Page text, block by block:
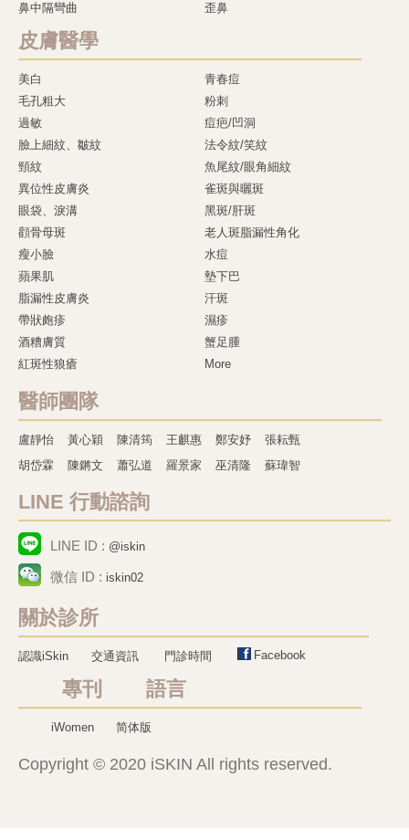
鼻中隔彎曲
歪鼻
皮膚醫學
美白
青春痘
毛孔粗大
粉刺
過敏
痘疤/凹洞
臉上細紋、皺紋
法令紋/笑紋
頸紋
魚尾紋/眼角細紋
異位性皮膚炎
雀斑與曬斑
眼袋、淚溝
黑斑/肝斑
顴骨母斑
老人斑脂漏性角化
瘦小臉
水痘
蘋果肌
墊下巴
脂漏性皮膚炎
汗斑
帶狀皰疹
濕疹
酒糟膚質
蟹足腫
紅斑性狼瘡
More
醫師團隊
盧靜怡 黃心穎 陳清筠 王麒惠 鄭安妤
張耘甄
胡岱霖
陳鏘文 蕭弘道 羅景家 巫清隆 蘇瑋智
LINE 行動諮詢
LINE ID : @iskin
微信 ID : iskin02
關於診所
認識iSkin 交通資訊 門診時間 Facebook
專刊 語言
iWomen 简体版
Copyright © 2020 iSKIN All rights reserved.